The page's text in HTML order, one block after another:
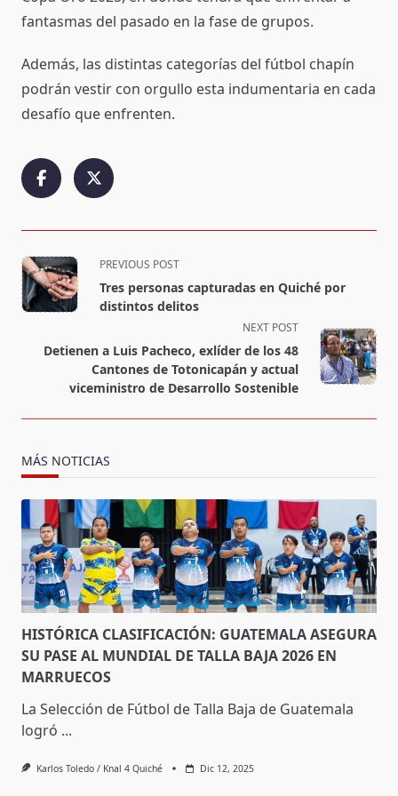
fantasmas del pasado en la fase de grupos.
Además, las distintas categorías del fútbol chapín
podrán vestir con orgullo esta indumentaria en cada
desafío que enfrenten.
<span
class="nav-
subtitle
reader-
text">Page</span>
PREVIOUS POST
Tres personas capturadas en Quiché por
distintos delitos
NEXT POST
Detienen a Luis Pacheco, exlíder de los 48
Cantones de Totonicapán y actual
viceministro de Desarrollo Sostenible
MÁS NOTICIAS
HISTÓRICA CLASIFICACIÓN: GUATEMALA ASEGURA
SU PASE AL MUNDIAL DE TALLA BAJA 2026 EN
MARRUECOS
La Selección de Fútbol de Talla Baja de Guatemala
logró ...
Karlos Toledo / Knal 4 Quiché Dic 12, 2025